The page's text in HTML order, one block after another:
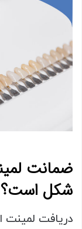
ضمانت
شکل است؟
دریافت لمینت